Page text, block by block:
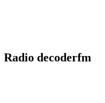
Radio decoderfm